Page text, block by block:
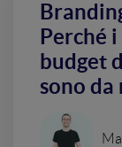
Perché
budget
sono da